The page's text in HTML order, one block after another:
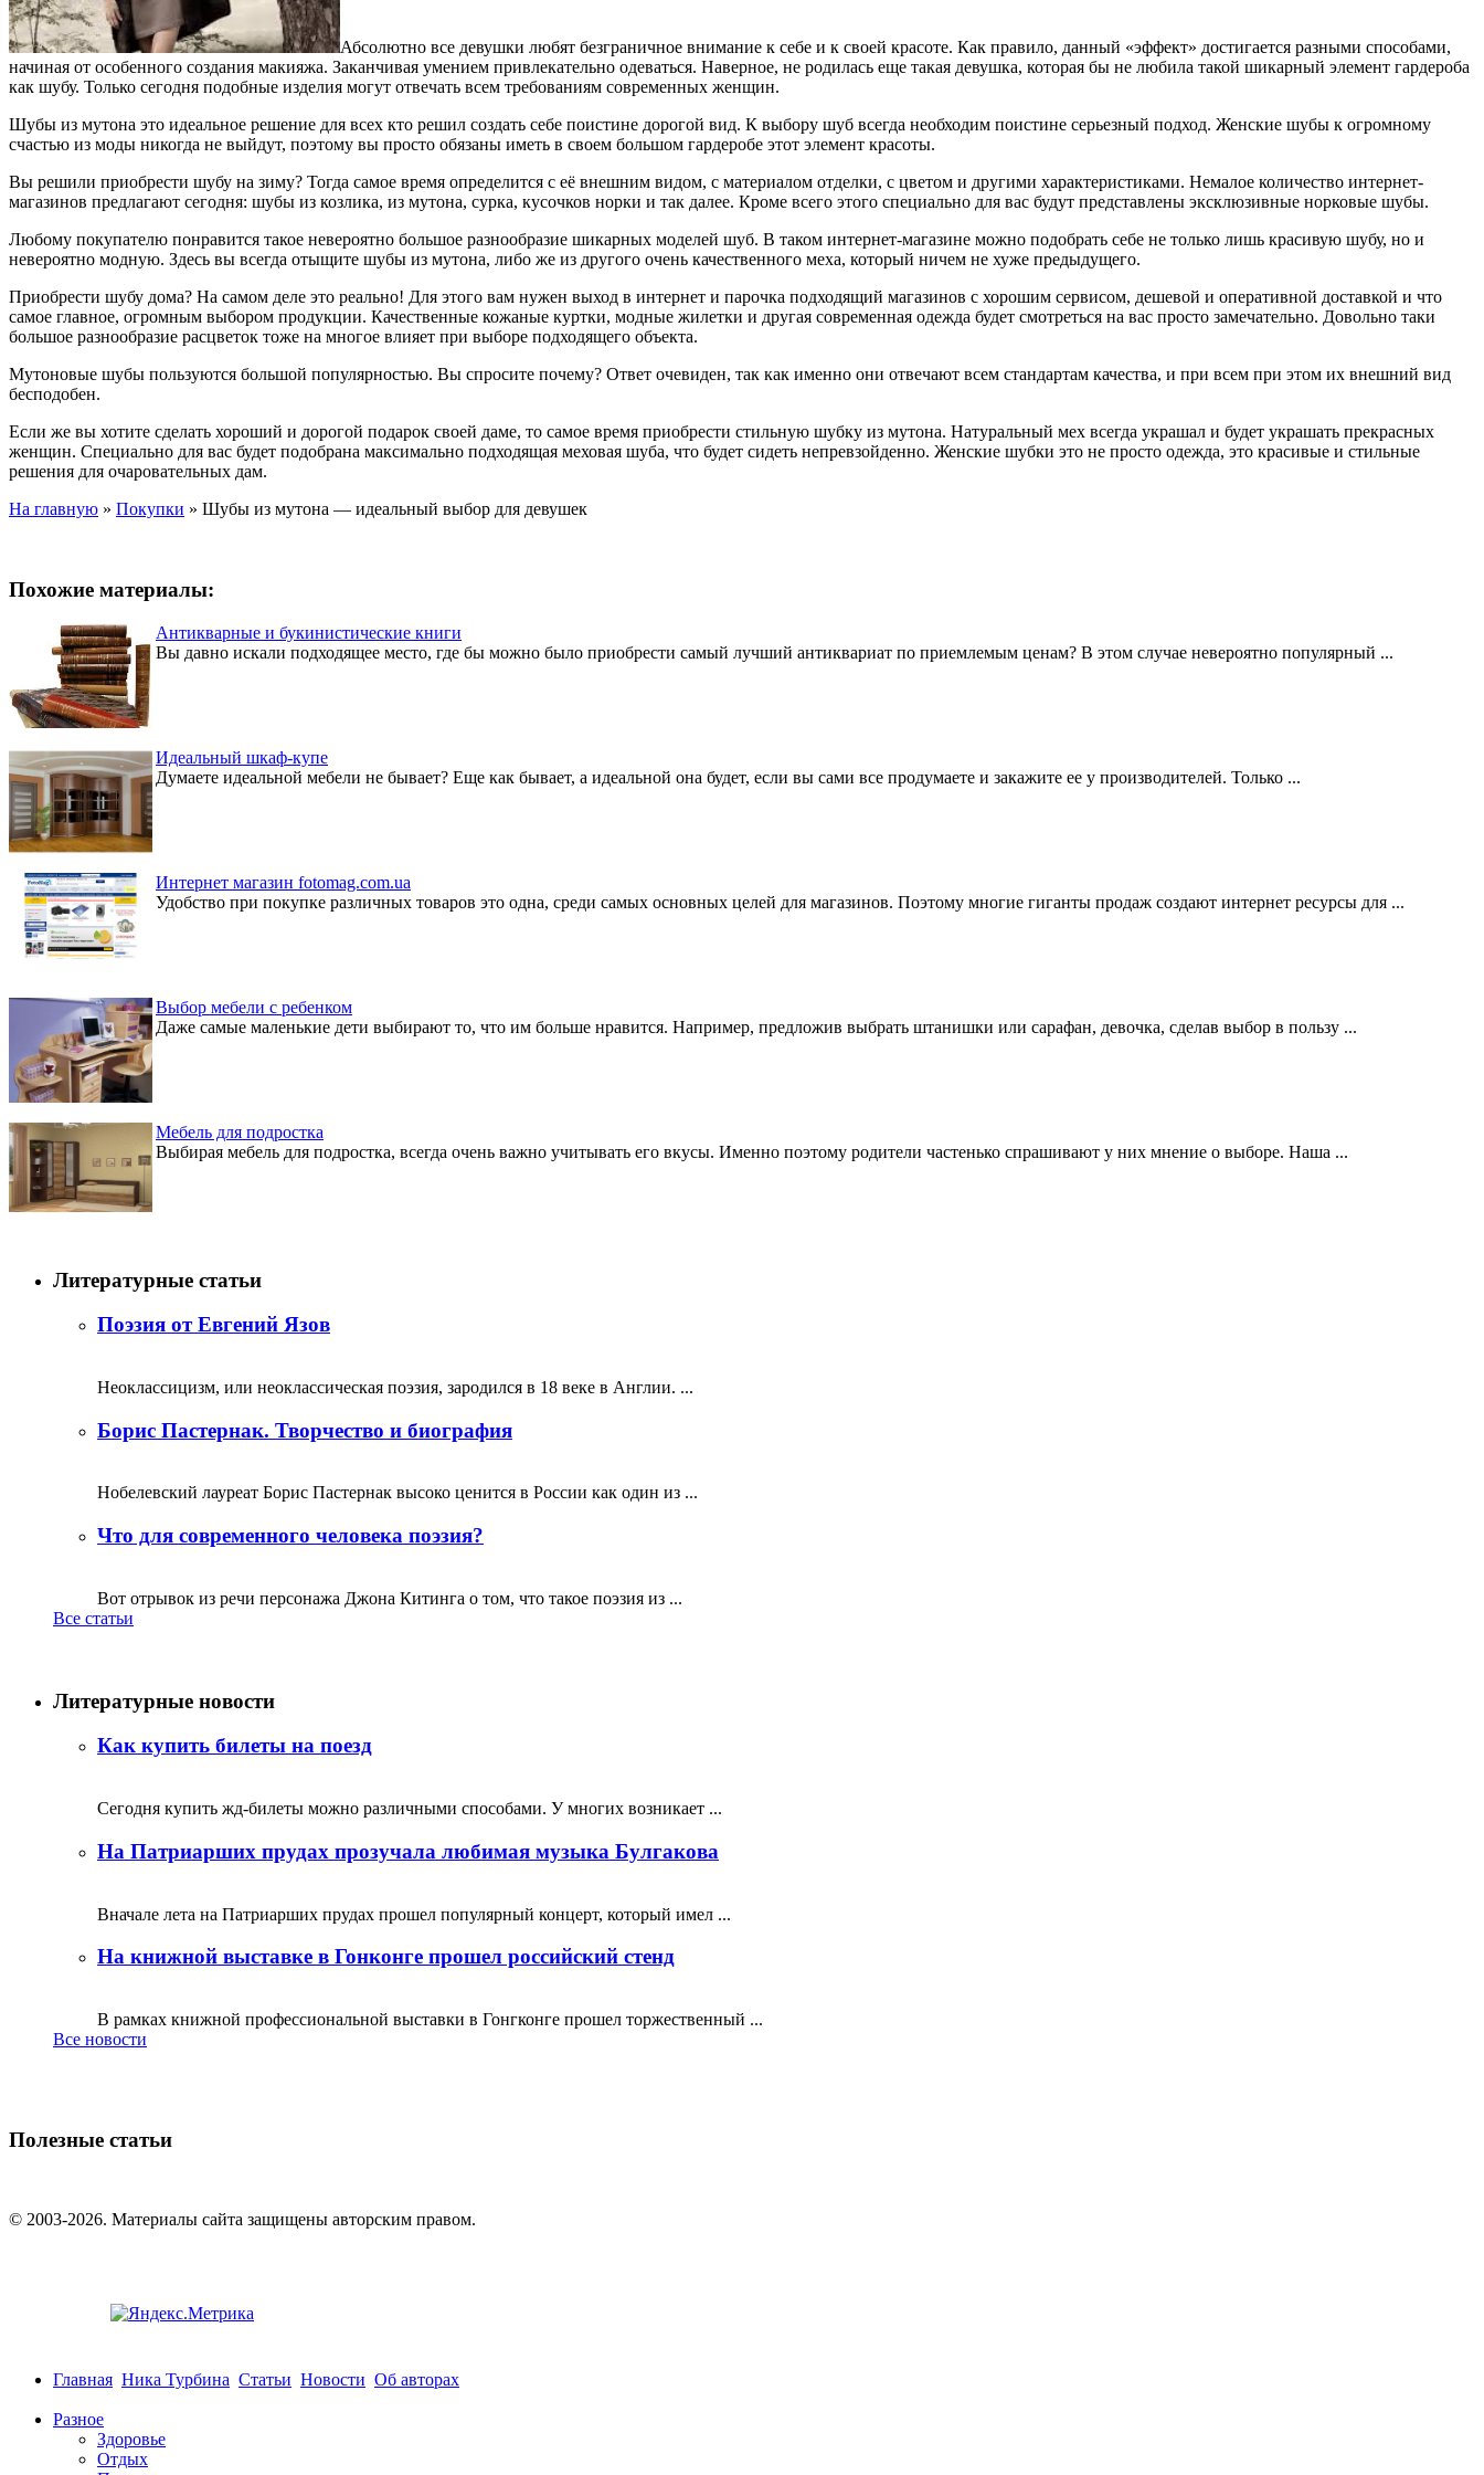
Абсолютно все девушки любят безграничное внимание к себе и к своей красоте. Как правило, данный «эффект» достигается разными способами,
начиная от особенного создания макияжа. Заканчивая умением привлекательно одеваться. Наверное, не родилась еще такая девушка, которая бы не любила такой шикарный элемент гардероба
как шубу. Только сегодня подобные изделия могут отвечать всем требованиям современных женщин.
Шубы из мутона это идеальное решение для всех кто решил создать себе поистине дорогой вид. К выбору шуб всегда необходим поистине серьезный подход. Женские шубы к огромному
счастью из моды никогда не выйдут, поэтому вы просто обязаны иметь в своем большом гардеробе этот элемент красоты.
Вы решили приобрести шубу на зиму? Тогда самое время определится с её внешним видом, с материалом отделки, с цветом и другими характеристиками. Немалое количество интернет-
магазинов предлагают сегодня: шубы из козлика, из мутона, сурка, кусочков норки и так далее. Кроме всего этого специально для вас будут представлены эксклюзивные норковые шубы.
Любому покупателю понравится такое невероятно большое разнообразие шикарных моделей шуб. В таком интернет-магазине можно подобрать себе не только лишь красивую шубу, но и
невероятно модную. Здесь вы всегда отыщите шубы из мутона, либо же из другого очень качественного меха, который ничем не хуже предыдущего.
Приобрести шубу дома? На самом деле это реально! Для этого вам нужен выход в интернет и парочка подходящий магазинов с хорошим сервисом, дешевой и оперативной доставкой и что
самое главное, огромным выбором продукции. Качественные кожаные куртки, модные жилетки и другая современная одежда будет смотреться на вас просто замечательно. Довольно таки
большое разнообразие расцветок тоже на многое влияет при выборе подходящего объекта.
Мутоновые шубы пользуются большой популярностью. Вы спросите почему? Ответ очевиден, так как именно они отвечают всем стандартам качества, и при всем при этом их внешний вид
бесподобен.
Если же вы хотите сделать хороший и дорогой подарок своей даме, то самое время приобрести стильную шубку из мутона. Натуральный мех всегда украшал и будет украшать прекрасных
женщин. Специально для вас будет подобрана максимально подходящая меховая шуба, что будет сидеть непревзойденно. Женские шубки это не просто одежда, это красивые и стильные
решения для очаровательных дам.
На главную » Покупки » Шубы из мутона — идеальный выбор для девушек
Похожие материалы:
Антикварные и букинистические книги
Вы давно искали подходящее место, где бы можно было приобрести самый лучший антиквариат по приемлемым ценам? В этом случае невероятно популярный ...
Идеальный шкаф-купе
Думаете идеальной мебели не бывает? Еще как бывает, а идеальной она будет, если вы сами все продумаете и закажите ее у производителей. Только ...
Интернет магазин fotomag.com.ua
Удобство при покупке различных товаров это одна, среди самых основных целей для магазинов. Поэтому многие гиганты продаж создают интернет ресурсы для ...
Выбор мебели с ребенком
Даже самые маленькие дети выбирают то, что им больше нравится. Например, предложив выбрать штанишки или сарафан, девочка, сделав выбор в пользу ...
Мебель для подростка
Выбирая мебель для подростка, всегда очень важно учитывать его вкусы. Именно поэтому родители частенько спрашивают у них мнение о выборе. Наша ...
Литературные статьи
Поэзия от Евгений Язов
Неоклассицизм, или неоклассическая поэзия, зародился в 18 веке в Англии. ...
Борис Пастернак. Творчество и биография
Нобелевский лауреат Борис Пастернак высоко ценится в России как один из ...
Что для современного человека поэзия?
Вот отрывок из речи персонажа Джона Китинга о том, что такое поэзия из ...
Все статьи
Литературные новости
Как купить билеты на поезд
Сегодня купить жд-билеты можно различными способами. У многих возникает ...
На Патриарших прудах прозучала любимая музыка Булгакова
Вначале лета на Патриарших прудах прошел популярный концерт, который имел ...
На книжной выставке в Гонконге прошел российский стенд
В рамках книжной профессиональной выставки в Гонгконге прошел торжественный ...
Все новости
Полезные статьи
© 2003-2026. Материалы сайта защищены авторским правом.
Главная Ника Турбина Статьи Новости Об авторах
Разное
Здоровье
Отдых